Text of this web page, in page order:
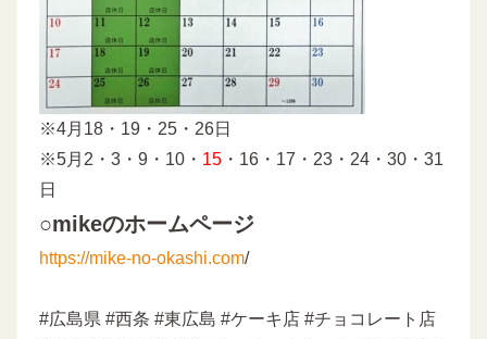
※4月18・19・25・26日
※5月2・3・9・10・ 15 ・16・17・23・24・30・31
日
○mikeのホームページ
https://mike-no-okashi.com/
#広島県 #西条 #東広島 #ケーキ店 #チョコレート店